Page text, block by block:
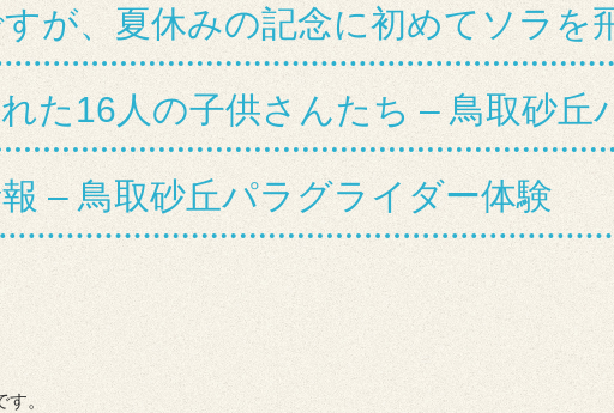
が、夏休みの記念に初めてソラを
た16人の子供さんたち – 鳥取砂丘
報 – 鳥取砂丘パラグライダー体験
す。